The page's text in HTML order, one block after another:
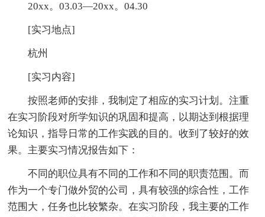
20xx。03.03—20xx。04.30
[实习地点]
杭州
[实习内容]
按照老师的安排，我制定了相应的实习计划。注重
在实习阶段对所学知识的巩固和提高，以期达到根据理
论知识，指导日常的工作实践的目的。收到了较好的效
果。主要实习情况报告如下：
不同的职位具有不同的工作和不同的职责范围。而
作为一个专门做外贸的公司，具有较强的综合性，工作
范围大，任务也比较繁杂。在实习阶段，我主要的工作